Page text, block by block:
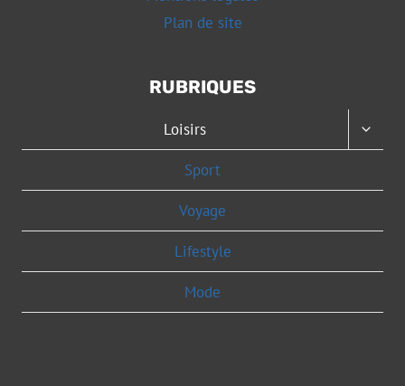
Plan de site
RUBRIQUES
Loisirs
Sport
Voyage
Lifestyle
Mode